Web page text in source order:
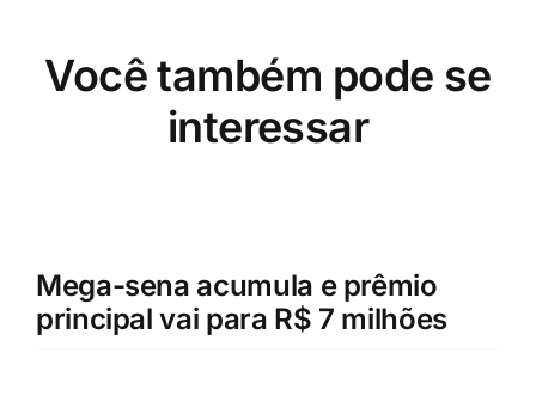
Você também pode se
interessar
Mega-sena acumula e prêmio
principal vai para R$ 7 milhões